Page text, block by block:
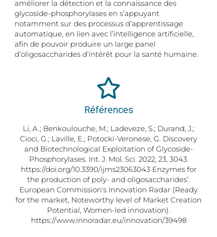
améliorer la détection et la connaissance des
glycoside-phosphorylases en s’appuyant
notamment sur des processus d’apprentissage
automatique, en lien avec l’intelligence artificielle,
afin de pouvoir produire un large panel
d’oligosaccharides d’intérêt pour la santé humaine.
Références
Li, A.; Benkoulouche, M.; Ladeveze, S.; Durand, J.;
Cioci, G.; Laville, E.; Potocki-Veronese, G. Discovery
and Biotechnological Exploitation of Glycoside-
Phosphorylases. Int. J. Mol. Sci. 2022, 23, 3043.
https://doi.org/10.3390/ijms23063043 Enzymes for
the production of poly- and oligosaccharides’.
European Commission's Innovation Radar (Ready
for the market, Noteworthy level of Market Creation
Potential, Women-led innovation).
https://www.innoradar.eu/innovation/39498